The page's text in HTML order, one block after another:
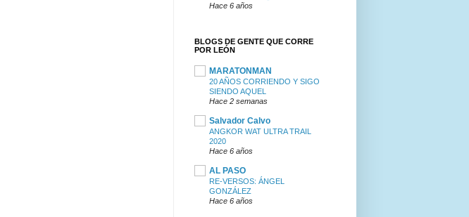
Hace 6 años
BLOGS DE GENTE QUE CORRE
POR LEÓN
MARATONMAN
20 AÑOS CORRIENDO Y SIGO
SIENDO AQUEL
Hace 2 semanas
Salvador Calvo
ANGKOR WAT ULTRA TRAIL
2020
Hace 6 años
AL PASO
RE-VERSOS: ÁNGEL
GONZÁLEZ
Hace 6 años